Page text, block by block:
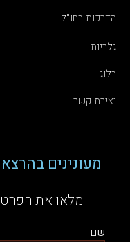
הדרכות בחו"ל
גלריות
בלוג
יצירת קשר
מעונינים
מלאו את
שם